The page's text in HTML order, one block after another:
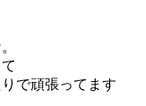
で頑張ってます